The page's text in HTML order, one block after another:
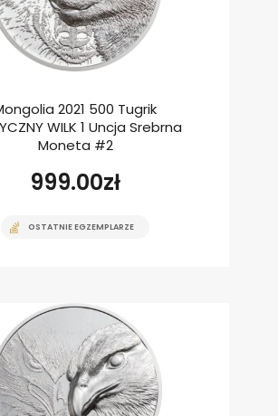
2021 500 Tugrik
WILK 1 Uncja Srebrna
Moneta #2
999.00zł
OSTATNIE EGZEMPLARZE